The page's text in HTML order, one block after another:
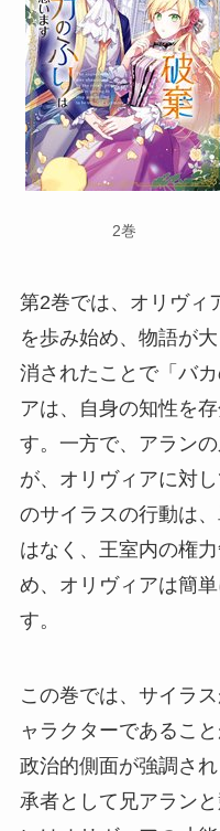
2巻
第2巻では、オリヴィ
を歩み始め、物語が
消されたことで「バ
アは、自身の知性を
す。一方で、アラン
が、オリヴィアに対
のサイラスの行動は
はなく、王室内の権
め、オリヴィアは簡
す。
この巻では、サイラ
ャラクターであるこ
政治的側面が強調さ
承者として兄アラン